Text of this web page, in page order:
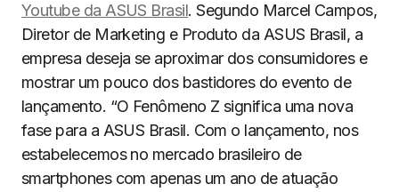
Youtube da ASUS Brasil. Segundo Marcel Campos,
Diretor de Marketing e Produto da ASUS Brasil, a
empresa deseja se aproximar dos consumidores e
mostrar um pouco dos bastidores do evento de
lançamento. “O Fenômeno Z significa uma nova
fase para a ASUS Brasil. Com o lançamento, nos
estabelecemos no mercado brasileiro de
smartphones com apenas um ano de atuação